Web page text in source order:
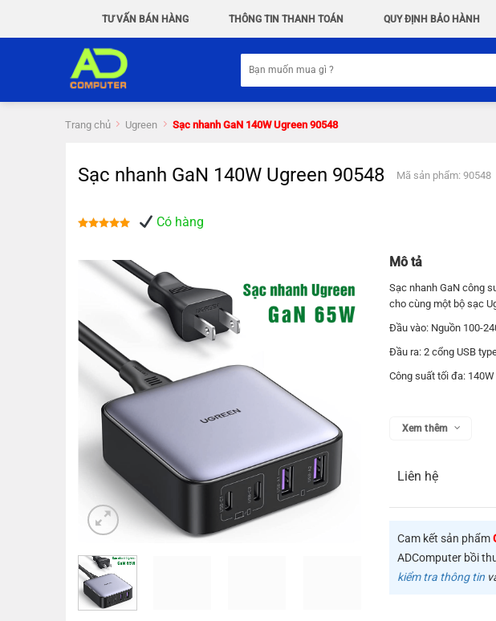
TƯ VẤN BÁN HÀNG THÔNG TIN THANH TOÁN QUY ĐỊNH BẢO HÀNH
kiếm:
Trang chủ Ugreen Sạc nhanh GaN 140W Ugreen 90548
Sạc nhanh GaN 140W Ugreen 90548 Mã sản phẩm: 90548
5 sao
Có hàng
Mô tả
Sạc nhanh GaN công
cho cùng một bộ sạc
Đầu vào: Nguồn 100-
Đầu ra: 2 cổng USB
Công suất tối đa: 140W
Xem thêm
Liên hệ
Cam kết sản phẩm
ADComputer bồi
kiểm tra thông tin